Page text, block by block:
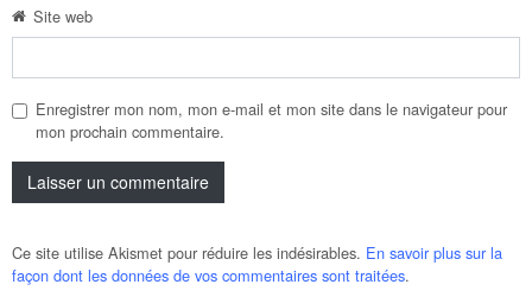
Site web
Enregistrer mon nom, mon e-mail et mon site dans le navigateur pour
mon prochain commentaire.
Ce site utilise Akismet pour réduire les indésirables. En savoir plus sur la
façon dont les données de vos commentaires sont traitées.